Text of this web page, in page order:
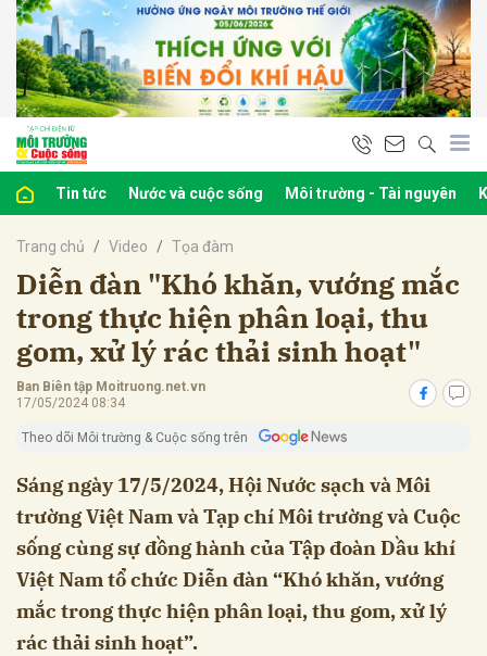
Tin tức Nước và cuộc sống Môi trường - Tài nguyên
Trang chủ Video Tọa đàm
Diễn đàn "Khó khăn, vướng mắc
trong thực hiện phân loại, thu
gom, xử lý rác thải sinh hoạt"
Ban Biên tập Moitruong.net.vn
17/05/2024 08:34
Theo dõi Môi trường & Cuộc sống trên
Sáng ngày 17/5/2024, Hội Nước sạch và Môi
trường Việt Nam và Tạp chí Môi trường và Cuộc
sống cùng sự đồng hành của Tập đoàn Dầu khí
Việt Nam tổ chức Diễn đàn “Khó khăn, vướng
mắc trong thực hiện phân loại, thu gom, xử lý
rác thải sinh hoạt”.
luận
Hủy